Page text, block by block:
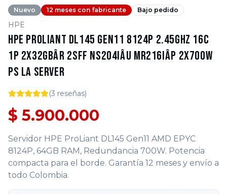
Nuevo 12 meses con fabricante Bajo pedido
HPE
HPE ProLiant DL145 Gen11 8124P 2.45GHz 16c
1P 2x32GBâR 2SFF NS204iâu MR216iâp 2x700W
PS LA Server
(3 reseñas)
$ 5.900.000
Servidor HPE ProLiant DL145 Gen11 AMD EPYC
8124P, 64GB RAM, Redundancia 700W. Potencia
compacta para el borde. Garantía 12 meses y envío a
todo Colombia.